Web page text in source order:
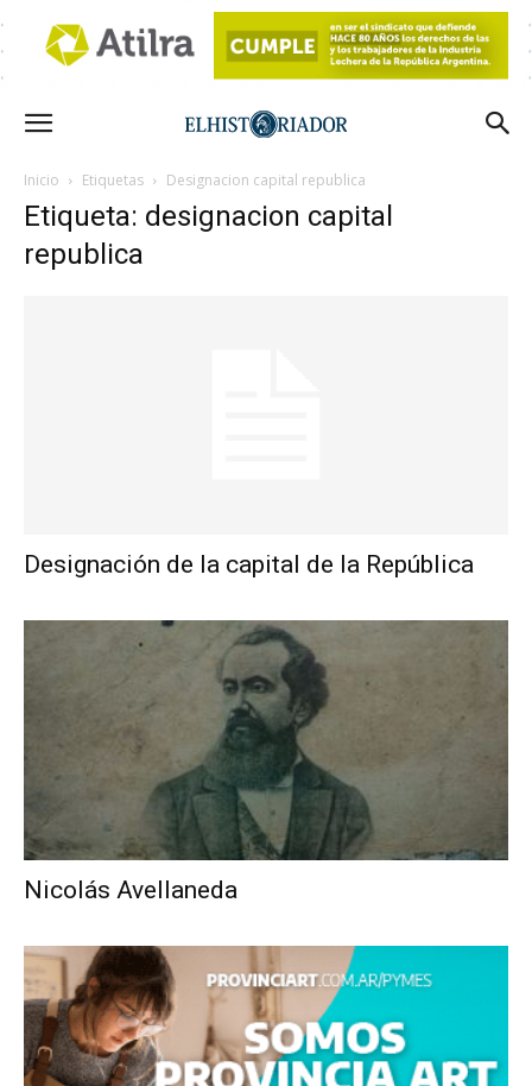
Inicio Etiquetas Designacion capital republica
Etiqueta: designacion capital
republica
Designación de la capital de la República
Nicolás Avellaneda